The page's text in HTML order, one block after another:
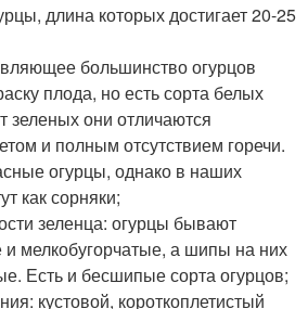
длина которых достигает 20-25
большинство огурцов
плода, но есть сорта белых
зеленых они отличаются
и полным отсутствием горечи.
огурцы, однако в наших
как сорняки;
зеленца: огурцы бывают
и мелкобугорчатые, а шипы на них
Есть и бесшипые сорта огурцов;
кустовой, короткоплетистый